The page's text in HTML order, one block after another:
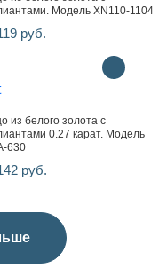
Модель XN110-1104
руб.
из белого золота с
0.27 карат. Модель
630
руб.